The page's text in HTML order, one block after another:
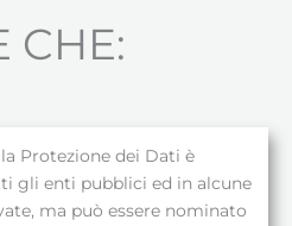
CHE:
Protezione dei Dati è
gli enti pubblici ed in alcune
ma può essere nominato